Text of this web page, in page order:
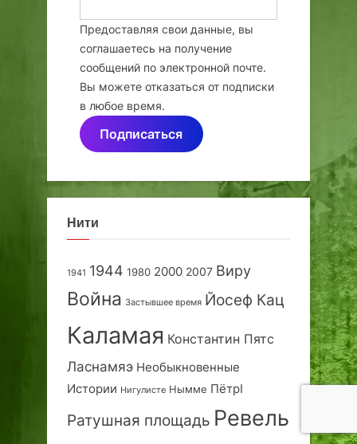
Предоставляя свои данные, вы
соглашаетесь на получение
сообщений по электронной почте.
Вы можете отказаться от подписки
в любое время.
Подписаться
Нити
1941 1944 1980 2000 2007 Виру
Война Застывшее время Йосеф Кац
Каламая Константин Пятс
Ласнамяэ Необыкновенные
Истории Нигулисте Нымме ПётрI
Ратушная площадь Ревель